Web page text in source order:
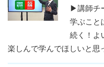
▶講師チ
学ぶこと
続く！よ
楽しんで学んでほしいと思